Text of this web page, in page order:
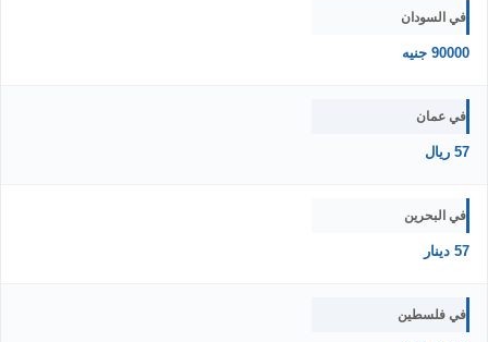
في السودان
90000 جنيه
في عمان
57 ريال
في البحرين
57 دينار
في فلسطين